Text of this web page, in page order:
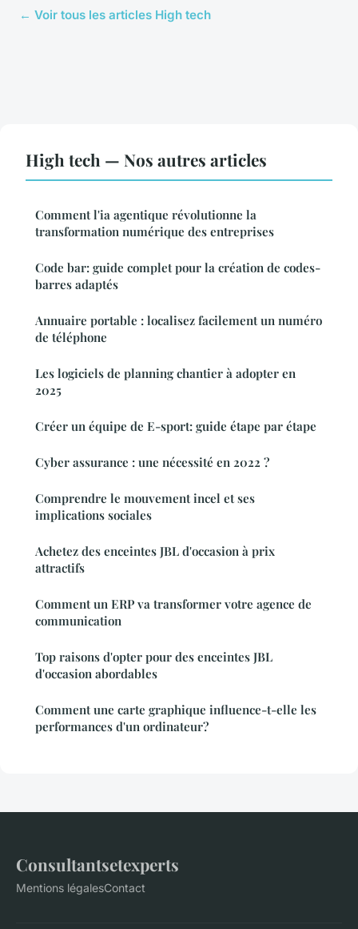
← Voir tous les articles High tech
High tech — Nos autres articles
Comment l'ia agentique révolutionne la
transformation numérique des entreprises
Code bar: guide complet pour la création de codes-
barres adaptés
Annuaire portable : localisez facilement un numéro
de téléphone
Les logiciels de planning chantier à adopter en
2025
Créer un équipe de E-sport: guide étape par étape
Cyber assurance : une nécessité en 2022 ?
Comprendre le mouvement incel et ses
implications sociales
Achetez des enceintes JBL d'occasion à prix
attractifs
Comment un ERP va transformer votre agence de
communication
Top raisons d'opter pour des enceintes JBL
d'occasion abordables
Comment une carte graphique influence-t-elle les
performances d'un ordinateur?
Consultantsetexperts
Mentions légalesContact